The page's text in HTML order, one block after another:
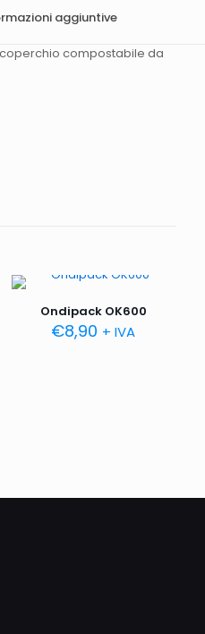
aggiuntive
compostabile da
Ondipack OK600
€8,90 + IVA